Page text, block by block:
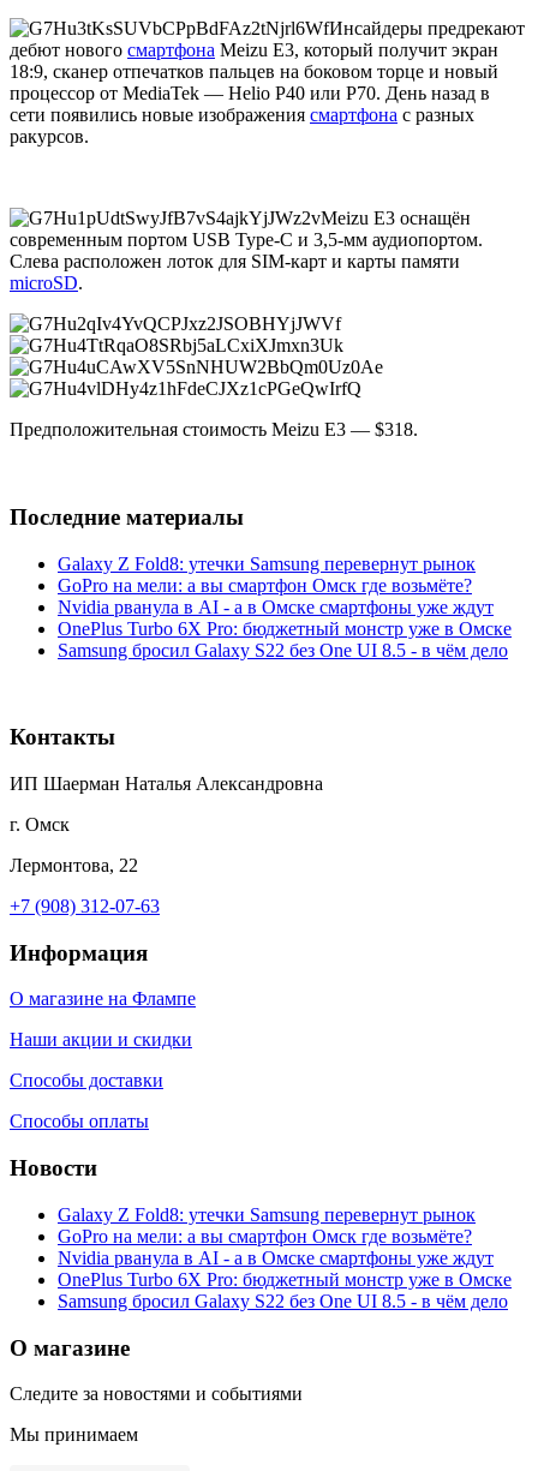
Инсайдеры предрекают
дебют нового смартфона Meizu E3, который получит экран
18:9, сканер отпечатков пальцев на боковом торце и новый
процессор от MediaTek — Helio P40 или P70. День назад в
сети появились новые изображения смартфона с разных
ракурсов.
Meizu E3 оснащён
современным портом USB Type-C и 3,5-мм аудиопортом.
Слева расположен лоток для SIM-карт и карты памяти
microSD.
Предположительная стоимость Meizu E3 — $318.
Последние материалы
Galaxy Z Fold8: утечки Samsung перевернут рынок
GoPro на мели: а вы смартфон Омск где возьмёте?
Nvidia рванула в AI - а в Омске смартфоны уже ждут
OnePlus Turbo 6X Pro: бюджетный монстр уже в Омске
Samsung бросил Galaxy S22 без One UI 8.5 - в чём дело
Контакты
ИП Шаерман Наталья Александровна
г. Омск
Лермонтова, 22
+7 (908) 312-07-63
Информация
О магазине на Флампе
Наши акции и скидки
Способы доставки
Способы оплаты
Новости
Galaxy Z Fold8: утечки Samsung перевернут рынок
GoPro на мели: а вы смартфон Омск где возьмёте?
Nvidia рванула в AI - а в Омске смартфоны уже ждут
OnePlus Turbo 6X Pro: бюджетный монстр уже в Омске
Samsung бросил Galaxy S22 без One UI 8.5 - в чём дело
О магазине
Следите за новостями и событиями
Мы принимаем